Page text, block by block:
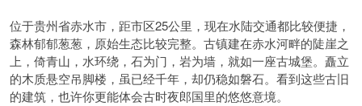
位于贵州省赤水市，距市区25公里，现在水陆交通都比较便捷，
森林郁郁葱葱，原始生态比较完整。古镇建在赤水河畔的陡崖之
上，倚青山，水环绕，石为门，岩为墙，就如一座古城堡。矗立
的木质悬空吊脚楼，虽已经千年，却仍稳如磐石。看到这些古旧
的建筑，也许你更能体会古时夜郎国里的悠悠意境。